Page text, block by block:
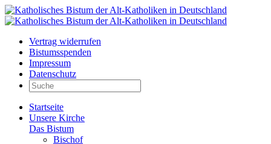
Vertrag widerrufen
Bistumsspenden
Impressum
Datenschutz
Startseite
Unsere Kirche
Das Bistum
Bischof